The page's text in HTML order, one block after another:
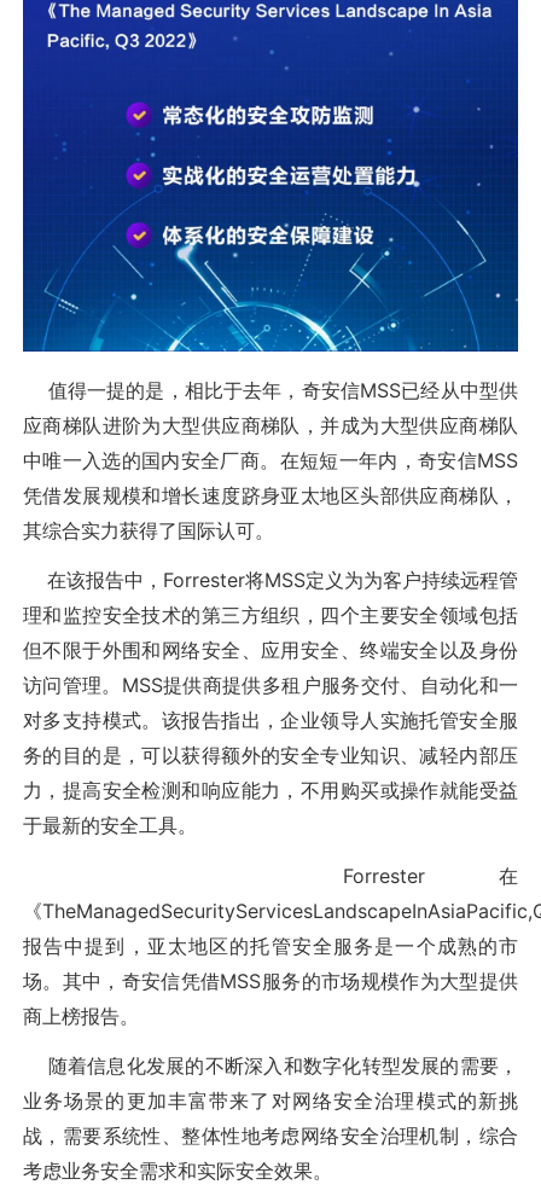
值得一提的是，相比于去年，奇安信MSS已经从中型供
应商梯队进阶为大型供应商梯队，并成为大型供应商梯队
中唯一入选的国内安全厂商。在短短一年内，奇安信MSS
凭借发展规模和增长速度跻身亚太地区头部供应商梯队，
其综合实力获得了国际认可。
在该报告中，Forrester将MSS定义为为客户持续远程管
理和监控安全技术的第三方组织，四个主要安全领域包括
但不限于外围和网络安全、应用安全、终端安全以及身份
访问管理。MSS提供商提供多租户服务交付、自动化和一
对多支持模式。该报告指出，企业领导人实施托管安全服
务的目的是，可以获得额外的安全专业知识、减轻内部压
力，提高安全检测和响应能力，不用购买或操作就能受益
于最新的安全工具。
Forrester在
《
报告中提到，亚太地区的托管安全服务是一个成熟的市
场。其中，奇安信凭借MSS服务的市场规模作为大型提供
商上榜报告。
随着信息化发展的不断深入和数字化转型发展的需要，
业务场景的更加丰富带来了对网络安全治理模式的新挑
战，需要系统性、整体性地考虑网络安全治理机制，综合
考虑业务安全需求和实际安全效果。